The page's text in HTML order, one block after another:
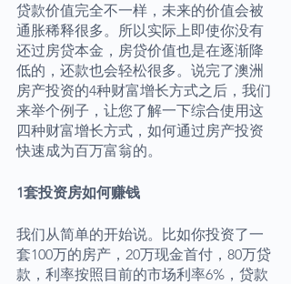
贷款价值完全不一样，未来的价值会被
通胀稀释很多。所以实际上即使你没有
还过房贷本金，房贷价值也是在逐渐降
低的，还款也会轻松很多。说完了澳洲
房产投资的4种财富增长方式之后，我们
来举个例子，让您了解一下综合使用这
四种财富增长方式，如何通过房产投资
快速成为百万富翁的。
1套投资房如何赚钱
我们从简单的开始说。比如你投资了一
套100万的房产，20万现金首付，80万贷
款，利率按照目前的市场利率6%，贷款